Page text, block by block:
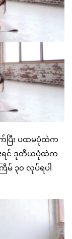
ပြီး ပထမပုံထဲက
းရင် ဒုတိယပုံထဲက
မ် ၃၀ လုပ်ရပါ